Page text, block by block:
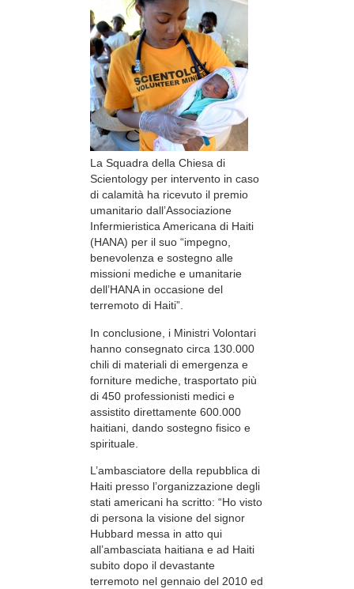
La Squadra della Chiesa di
Scientology per intervento in caso
di calamità ha ricevuto il premio
umanitario dall’Associazione
Infermieristica Americana di Haiti
(HANA) per il suo “impegno,
benevolenza e sostegno alle
missioni mediche e umanitarie
dell’HANA in occasione del
terremoto di Haiti”.
In conclusione, i Ministri Volontari
hanno consegnato circa 130.000
chili di materiali di emergenza e
forniture mediche, trasportato più
di 450 professionisti medici e
assistito direttamente 600.000
haitiani, dando sostegno fisico e
spirituale.
L’ambasciatore della repubblica di
Haiti presso l’organizzazione degli
stati americani ha scritto: “Ho visto
di persona la visione del signor
Hubbard messa in atto qui
all’ambasciata haitiana e ad Haiti
subito dopo il devastante
terremoto nel gennaio del 2010 ed